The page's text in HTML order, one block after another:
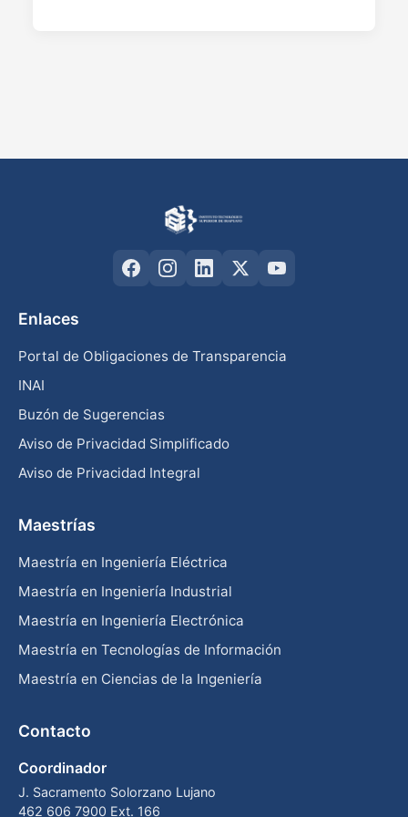
Enlaces
Portal de Obligaciones de Transparencia
INAI
Buzón de Sugerencias
Aviso de Privacidad Simplificado
Aviso de Privacidad Integral
Maestrías
Maestría en Ingeniería Eléctrica
Maestría en Ingeniería Industrial
Maestría en Ingeniería Electrónica
Maestría en Tecnologías de Información
Maestría en Ciencias de la Ingeniería
Contacto
Coordinador
J. Sacramento Solorzano Lujano
462 606 7900 Ext. 166